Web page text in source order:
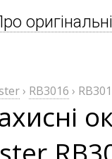
› RB3016 ›